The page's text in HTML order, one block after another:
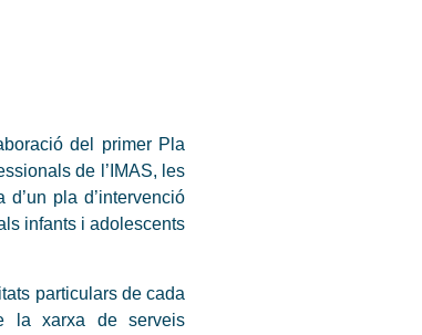
del primer Pla
de l’IMAS, les
pla d’intervenció
infants i adolescents
particulars de cada
la xarxa de serveis